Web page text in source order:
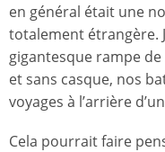
en général était une
totalement étrangère.
gigantesque rampe
et sans casque, nos
voyages à l’arrière
Cela pourrait faire